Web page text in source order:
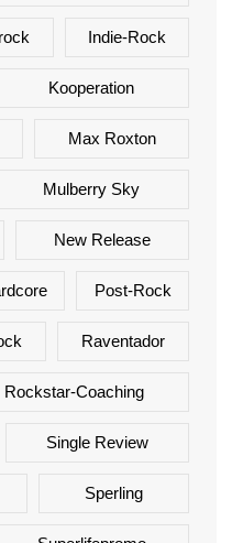
Indie-Rock
Kooperation
Max Roxton
Mulberry Sky
New Release
Post-Rock
Raventador
Rockstar-Coaching
Single Review
Sperling